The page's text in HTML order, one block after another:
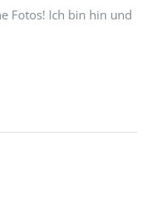
Fotos! Ich bin hin und